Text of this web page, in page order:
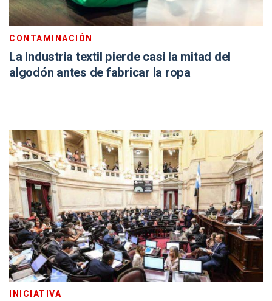
CONTAMINACIÓN
La industria textil pierde casi la mitad del
algodón antes de fabricar la ropa
INICIATIVA